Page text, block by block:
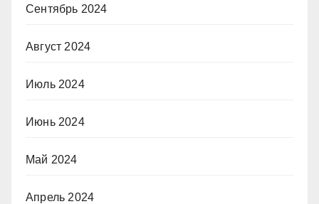
Сентябрь 2024
Август 2024
Июль 2024
Июнь 2024
Май 2024
Апрель 2024